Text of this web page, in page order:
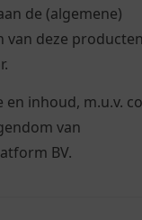
de (algemene)
van deze
en inhoud, m.u.v.
van
BV.